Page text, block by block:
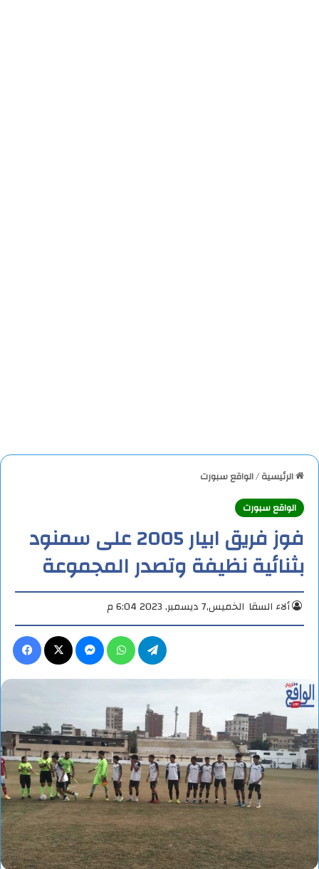
الرئيسية/الواقع سبورت
الواقع سبورت
فوز فريق ابيار 2005 على سمنود
بثنائية نظيفة وتصدر المجموعة
ألاء السقا الخميس,7 ديسمبر, 2023 6:04 م
ماسنجر واتساب تيلقرام